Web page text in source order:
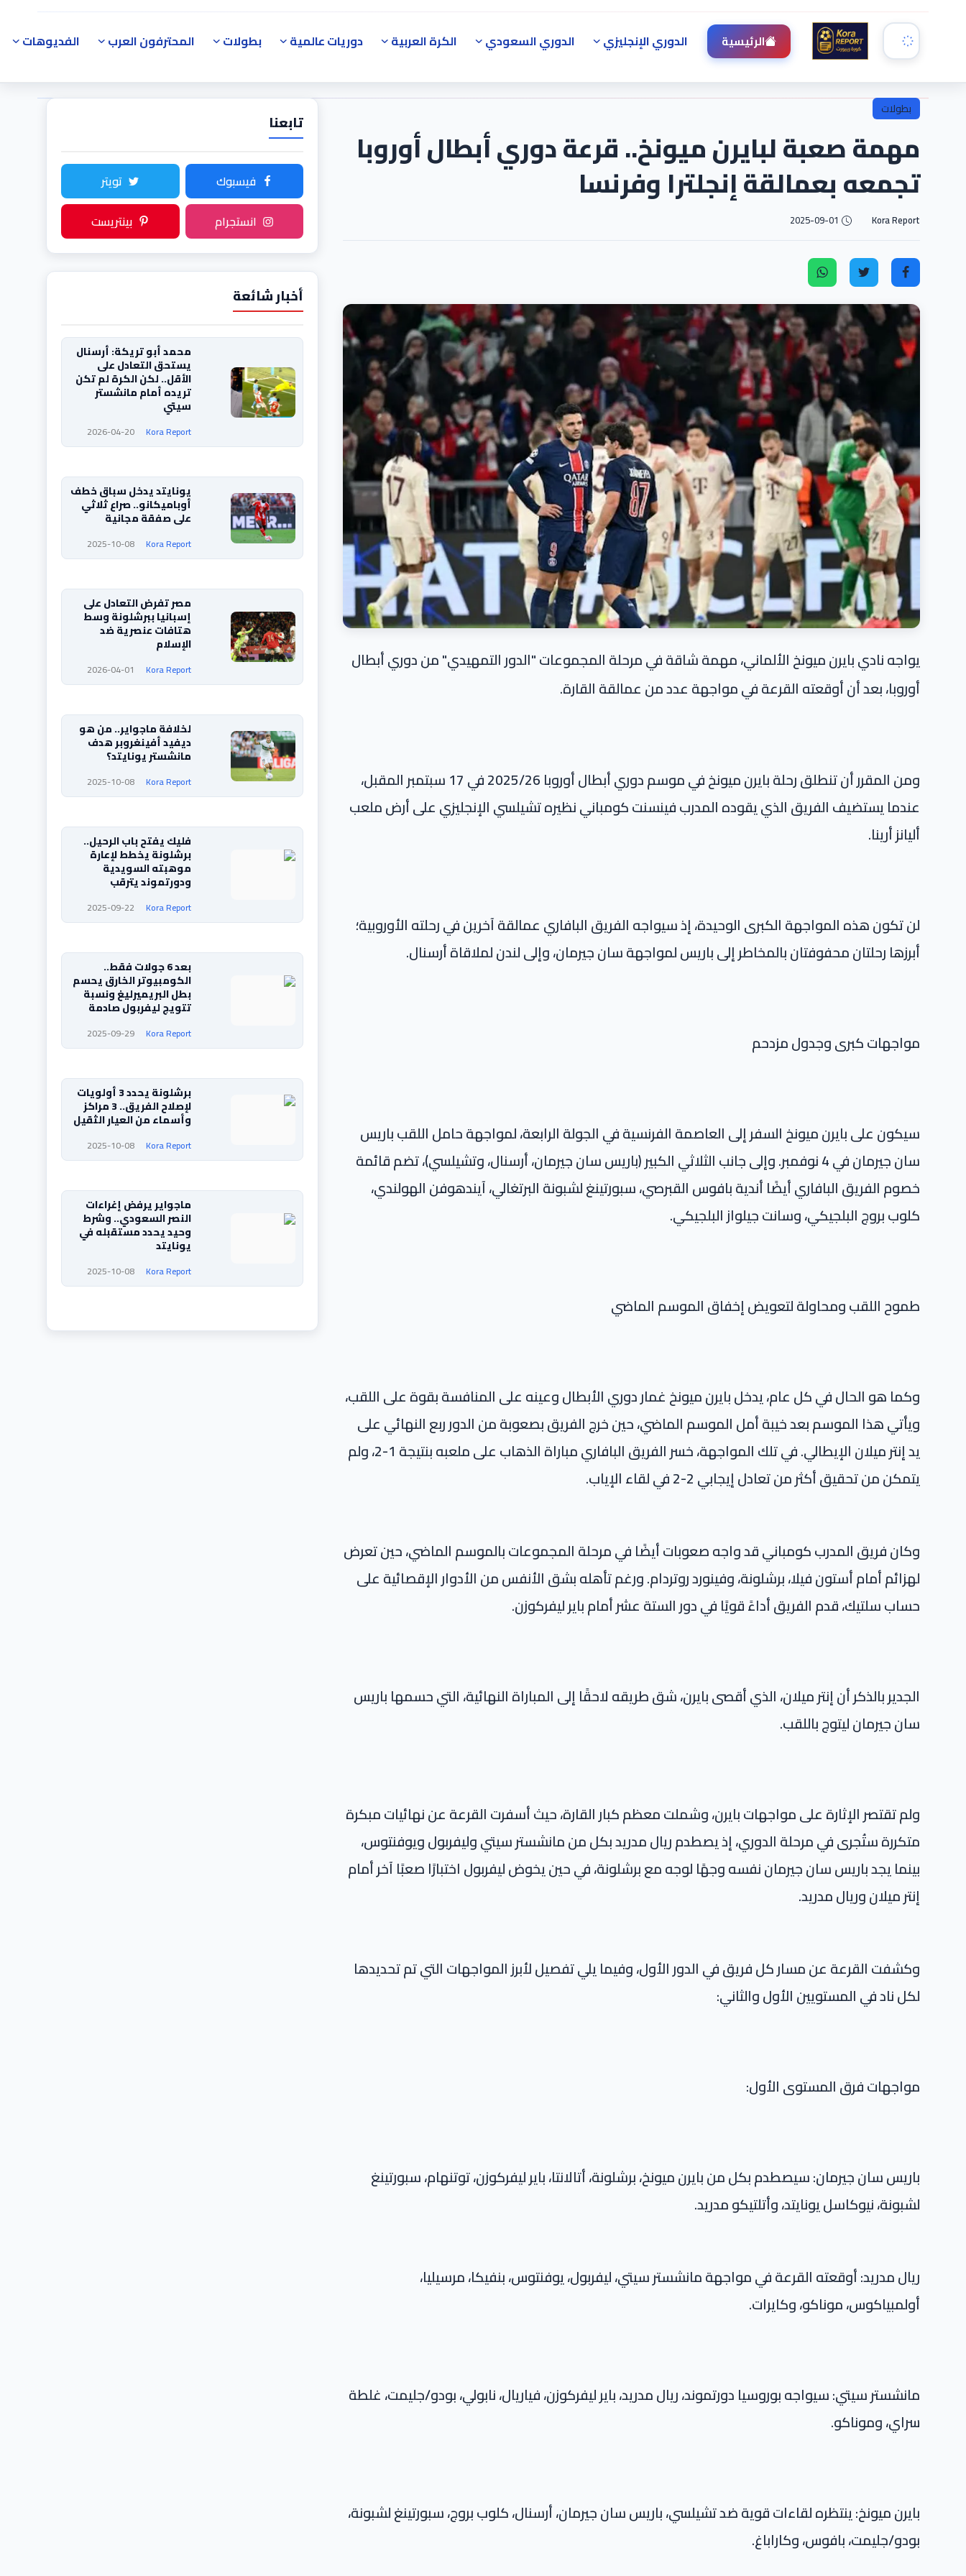
الرئيسية الدوري الإنجليزي الدوري السعودي الكرة العربية دوريات عالمية بطولات المحترفون العرب الفديوهات
بطولات
مهمة صعبة لبايرن ميونخ.. قرعة دوري أبطال أوروبا
تجمعه بعمالقة إنجلترا وفرنسا
Kora Report
2025-09-01
يواجه نادي بايرن ميونخ الألماني، مهمة شاقة في مرحلة المجموعات "الدور التمهيدي" من دوري أبطال
أوروبا، بعد أن أوقعته القرعة في مواجهة عدد من عمالقة القارة.
ومن المقرر أن تنطلق رحلة بايرن ميونخ في موسم دوري أبطال أوروبا 2025/26 في 17 سبتمبر المقبل،
عندما يستضيف الفريق الذي يقوده المدرب فينسنت كومباني نظيره تشيلسي الإنجليزي على أرض ملعب
أليانز أرينا.
لن تكون هذه المواجهة الكبرى الوحيدة، إذ سيواجه الفريق البافاري عمالقة آخرين في رحلته الأوروبية؛
أبرزها رحلتان محفوفتان بالمخاطر إلى باريس لمواجهة سان جيرمان، وإلى لندن لملاقاة أرسنال.
مواجهات كبرى وجدول مزدحم
سيكون على بايرن ميونخ السفر إلى العاصمة الفرنسية في الجولة الرابعة، لمواجهة حامل اللقب باريس
سان جيرمان في 4 نوفمبر. وإلى جانب الثلاثي الكبير (باريس سان جيرمان، أرسنال، وتشيلسي)، تضم قائمة
خصوم الفريق البافاري أيضًا أندية بافوس القبرصي، سبورتينغ لشبونة البرتغالي، آيندهوفن الهولندي،
كلوب بروج البلجيكي، وسانت جيلواز البلجيكي.
طموح اللقب ومحاولة لتعويض إخفاق الموسم الماضي
وكما هو الحال في كل عام، يدخل بايرن ميونخ غمار دوري الأبطال وعينه على المنافسة بقوة على اللقب،
ويأتي هذا الموسم بعد خيبة أمل الموسم الماضي، حين خرج الفريق بصعوبة من الدور ربع النهائي على
يد إنتر ميلان الإيطالي. في تلك المواجهة، خسر الفريق البافاري مباراة الذهاب على ملعبه بنتيجة 1-2، ولم
يتمكن من تحقيق أكثر من تعادل إيجابي 2-2 في لقاء الإياب.
وكان فريق المدرب كومباني قد واجه صعوبات أيضًا في مرحلة المجموعات بالموسم الماضي، حين تعرض
لهزائم أمام أستون فيلا، برشلونة، وفينورد روتردام. ورغم تأهله بشق الأنفس من الأدوار الإقصائية على
حساب سلتيك، قدم الفريق أداءً قويًا في دور الستة عشر أمام باير ليفركوزن.
الجدير بالذكر أن إنتر ميلان، الذي أقصى بايرن، شق طريقه لاحقًا إلى المباراة النهائية، التي حسمها باريس
سان جيرمان ليتوج باللقب.
ولم تقتصر الإثارة على مواجهات بايرن، وشملت معظم كبار القارة، حيث أسفرت القرعة عن نهائيات مبكرة
متكررة ستُجرى في مرحلة الدوري، إذ يصطدم ريال مدريد بكل من مانشستر سيتي وليفربول ويوفنتوس،
بينما يجد باريس سان جيرمان نفسه وجهًا لوجه مع برشلونة، في حين يخوض ليفربول اختبارًا صعبًا آخر أمام
إنتر ميلان وريال مدريد.
وكشفت القرعة عن مسار كل فريق في الدور الأول، وفيما يلي تفصيل لأبرز المواجهات التي تم تحديدها
لكل ناد في المستويين الأول والثاني:
مواجهات فرق المستوى الأول:
باريس سان جيرمان: سيصطدم بكل من بايرن ميونخ، برشلونة، أتالانتا، باير ليفركوزن، توتنهام، سبورتينغ
لشبونة، نيوكاسل يونايتد، وأتلتيكو مدريد.
ريال مدريد: أوقعته القرعة في مواجهة مانشستر سيتي، ليفربول، يوفنتوس، بنفيكا، مرسيليا،
أولمبياكوس، موناكو، وكايرات.
مانشستر سيتي: سيواجه بوروسيا دورتموند، ريال مدريد، باير ليفركوزن، فياريال، نابولي، بودو/جليمت، غلطة
سراي، وموناكو.
بايرن ميونخ: ينتظره لقاءات قوية ضد تشيلسي، باريس سان جيرمان، أرسنال، كلوب بروج، سبورتينغ لشبونة،
بودو/جليمت، بافوس، وكاراباغ.
تابعنا
فيسبوك
تويتر
انستجرام
بينتريست
أخبار شائعة
محمد أبو تريكة: أرسنال
يستحق التعادل على
الأقل.. لكن الكرة لم تكن
تريده أمام مانشستر
سيتي
Kora Report
2026-04-20
يونايتد يدخل سباق خطف
أوباميكانو.. صراع ثلاثي
على صفقة مجانية
Kora Report
2025-10-08
مصر تفرض التعادل على
إسبانيا ببرشلونة وسط
هتافات عنصرية ضد
الإسلام
Kora Report
2026-04-01
لخلافة ماجواير.. من هو
ديفيد أفينغروبر هدف
مانشستر يونايتد؟
Kora Report
2025-10-08
فليك يفتح باب الرحيل..
برشلونة يخطط لإعارة
موهبته السويدية
ودورتموند يترقب
Kora Report
2025-09-22
بعد 6 جولات فقط..
الكومبيوتر الخارق يحسم
بطل البريميرليغ ونسبة
تتويج ليفربول صادمة
Kora Report
2025-09-29
برشلونة يحدد 3 أولويات
لإصلاح الفريق.. 3 مراكز
وأسماء من العيار الثقيل
Kora Report
2025-10-08
ماجواير يرفض إغراءات
النصر السعودي.. وشرط
وحيد يحدد مستقبله في
يونايتد
Kora Report
2025-10-08